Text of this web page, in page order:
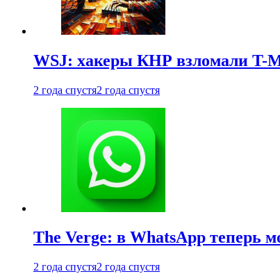
WSJ: хакеры КНР взломали T-
2 года спустя2 года спустя
The Verge: в WhatsApp теперь
2 года спустя2 года спустя